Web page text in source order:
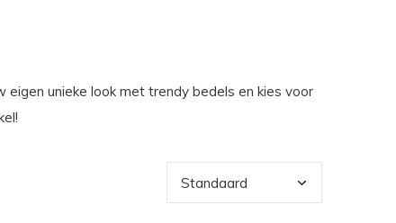
eigen unieke look met trendy bedels en kies voor